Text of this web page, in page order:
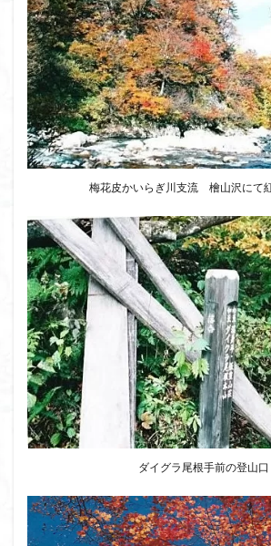
梅花皮かいらぎ川支流 檜山沢にて
ダイグラ尾根手前の登山口
コマクサ
コイワカガミ
コアジ
ゲンコツ山
ぐんま百名山
クル
クアリ峠
ギンリョウソウ
ギン
キランソウ
三国山 三峰神社
吉見町
堂山 埼玉県 埼玉
城山
四津山 四尾連湖 四
和製マチュビチュ
周助山 吾妻
南部町
南木曽岳 南佐久
南アルプス南端
南アルプス 半
千畳敷カール
千体荒神 十文字
大仁田山
十二坊 天照皇大神宮
奥武蔵
奥日光 奥多摩 奥
奥久慈
奥三河 奈良県 夫
太田部
太田 天狗山
天然
大峰山脈北部
天栄村
大高取山
大雪山旭岳ロープーウェイ
大野原神
大菩薩南部 大草鞋
大桁山
大札山 大指山 大
十国峠
北海道 三毳山山麓